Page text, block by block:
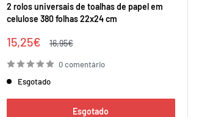
2 rolos universais de toalhas de papel em
celulose 380 folhas 22x24 cm
Preço
venda
15,25€
Preço
16,95€
0 comentário
Esgotado
Esgotado